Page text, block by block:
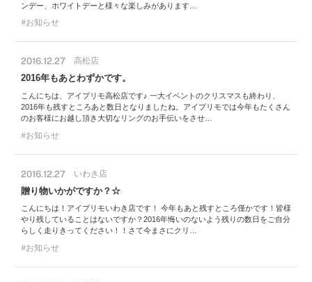
ンデー、ホワイトデーと様々な楽しみがあります…
お知らせ
2016.12.27 高松店
2016年もあとわずかです。
こんにちは、アイプリモ高松店です♪ 一大イベントのクリスマスも終わり、
2016年も残すところあと数日となりましたね。アイプリモでは今年もたくさん
のお客様にお越し頂き大切なリングのお手伝いをさせ…
お知らせ
2016.12.27 いわき店
贈り物いかがですか？☆
こんにちは！アイプリモいわき店です！ 今年もあと残すところ僅かです！皆様
やり残していることはないですか？2016年悔いのないよう残りの数日をご自分
らしく走りきってください！！さて今まさにクリ…
お知らせ